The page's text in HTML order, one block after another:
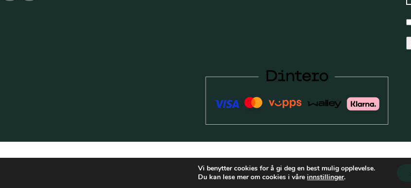
Vi benytter cookies for å gi deg en best mulig opplevelse.
Du kan lese mer om cookies i våreinnstillinger.